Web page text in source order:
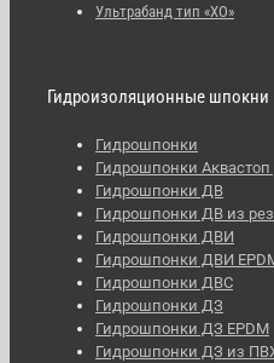
Ультрабанд тип «ХО»
Гидроизоляционные шпокни
Гидрошпонки
Гидрошпонки
Гидрошпонки ДВ
Гидрошпонки ДВ из
Гидрошпонки ДВИ
Гидрошпонки ДВИ
Гидрошпонки ДВС
Гидрошпонки ДЗ
Гидрошпонки ДЗ EPDM
Гидрошпонки ДЗ из